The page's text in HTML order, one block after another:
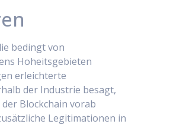
bedingt von
Hoheitsgebieten
erleichterte
der Industrie besagt,
Blockchain vorab
Legitimationen in